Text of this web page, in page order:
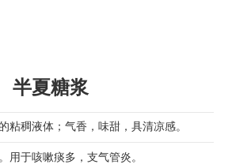
半夏糖浆
粘稠液体；气香，味甜，具清凉感。
用于咳嗽痰多，支气管炎。